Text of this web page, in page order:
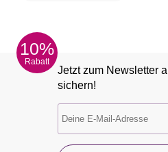
10%
Rabatt
Jetzt zum Newsletter
sichern!